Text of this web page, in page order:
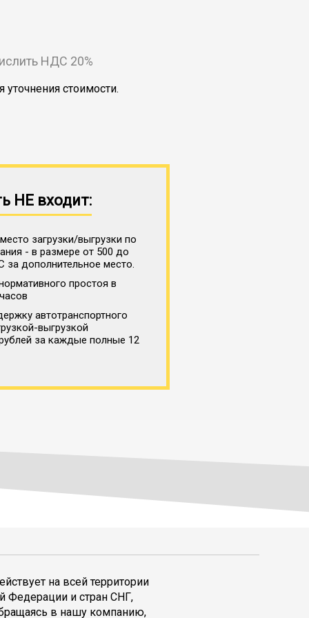
НДС 20%
стоимости.
НЕ входит:
загрузки/выгрузки по
- в размере от 500 до
за дополнительное место.
простоя в
автотранспортного
выгрузкой
за каждые полные 12
на всей территории
Федерации и стран СНГ,
в нашу компанию,